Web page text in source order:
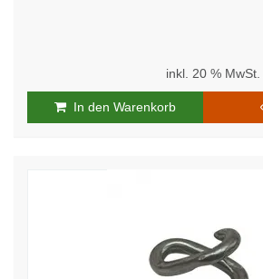
inkl. 20 % MwSt.
In den Warenkorb